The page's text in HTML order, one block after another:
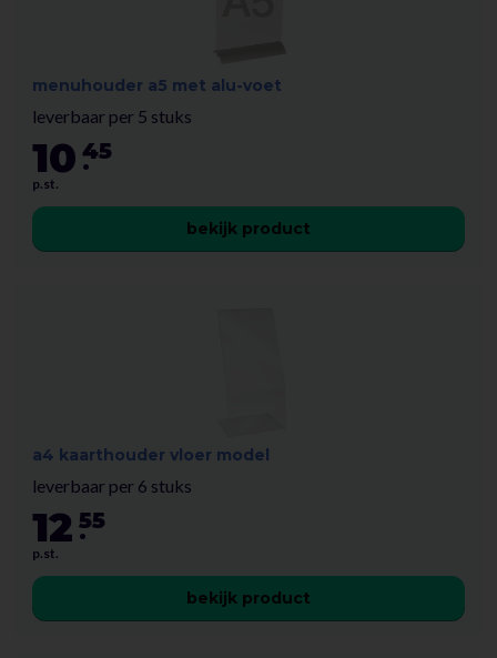
menuhouder a5 met alu-voet
leverbaar per 5 stuks
10 .
45
p.st.
bekijk product
a4 kaarthouder vloer model
leverbaar per 6 stuks
12 .
55
p.st.
bekijk product